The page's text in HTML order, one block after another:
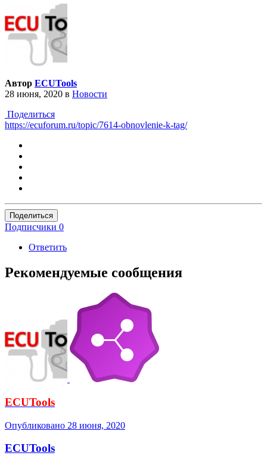
Автор ECUTools
28 июня, 2020 в Новости
Поделиться
https://ecuforum.ru/topic/7614-obnovlenie-k-tag/
Поделиться
Подписчики 0
Ответить
Рекомендуемые сообщения
ECUTools
Опубликовано 28 июня, 2020
ECUTools